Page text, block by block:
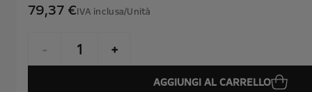
79,37 €
i
IVA inclusa/Unità
-
+
AGGIUNGI AL CARRELLO